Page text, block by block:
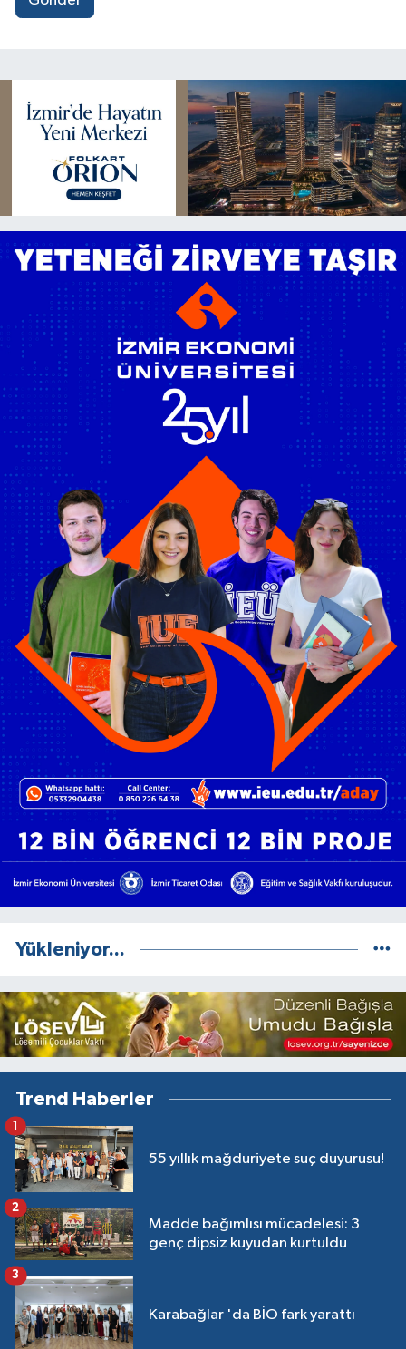
Yükleniyor...
Trend Haberler
55 yıllık mağduriyete suç duyurusu!
1
Madde bağımlısı mücadelesi: 3
genç dipsiz kuyudan kurtuldu
2
Karabağlar 'da BİO fark yarattı
3